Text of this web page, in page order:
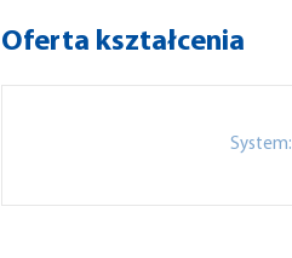
Oferta kształcenia
System: